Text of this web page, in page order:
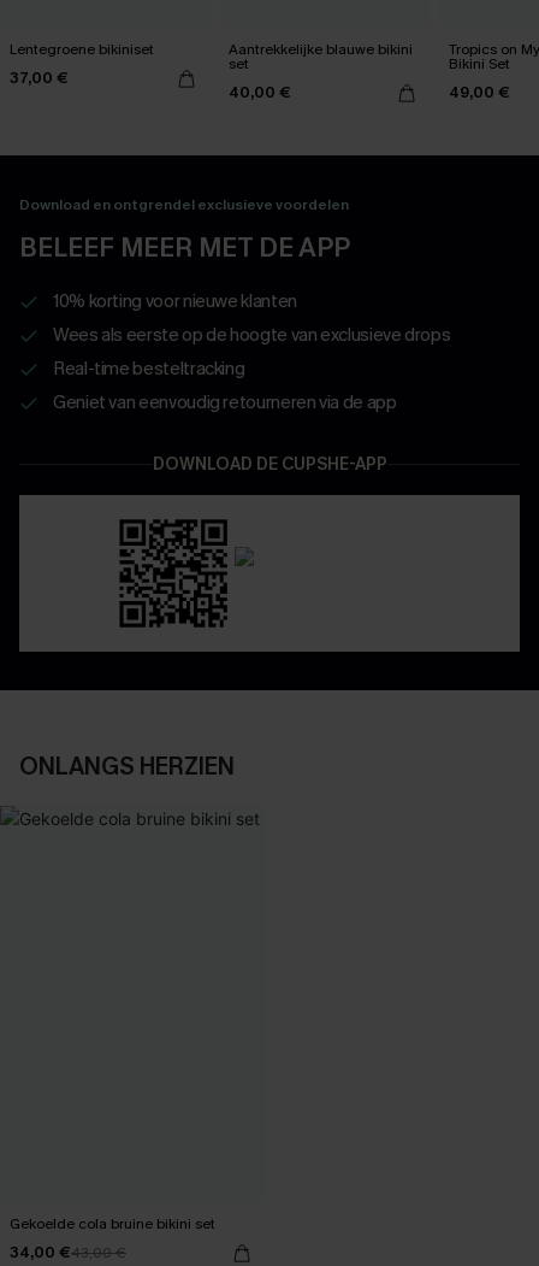
Lentegroene bikiniset
37,00 €
Aantrekkelijke blauwe bikini
set
40,00 €
Tropics on
Bikini Set
49,00 €
Download en ontgrendel exclusieve voordelen
BELEEF MEER MET DE APP
10% korting voor nieuwe klanten
Wees als eerste op de hoogte van exclusieve drops
Real-time besteltracking
Geniet van eenvoudig retourneren via de app
DOWNLOAD DE CUPSHE-APP
ONLANGS HERZIEN
Gekoelde cola bruine bikini set
34,00 €43,00 €